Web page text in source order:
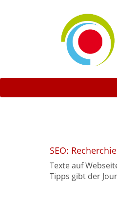
SEO:
Texte auf
Tipps gibt der